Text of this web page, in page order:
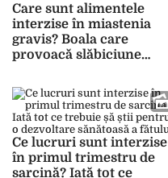
Care sunt alimentele
interzise în miastenia
gravis? Boala care
provoacă slăbiciune
Ce lucruri sunt interzise
în primul trimestru de
sarcină? Iată tot ce